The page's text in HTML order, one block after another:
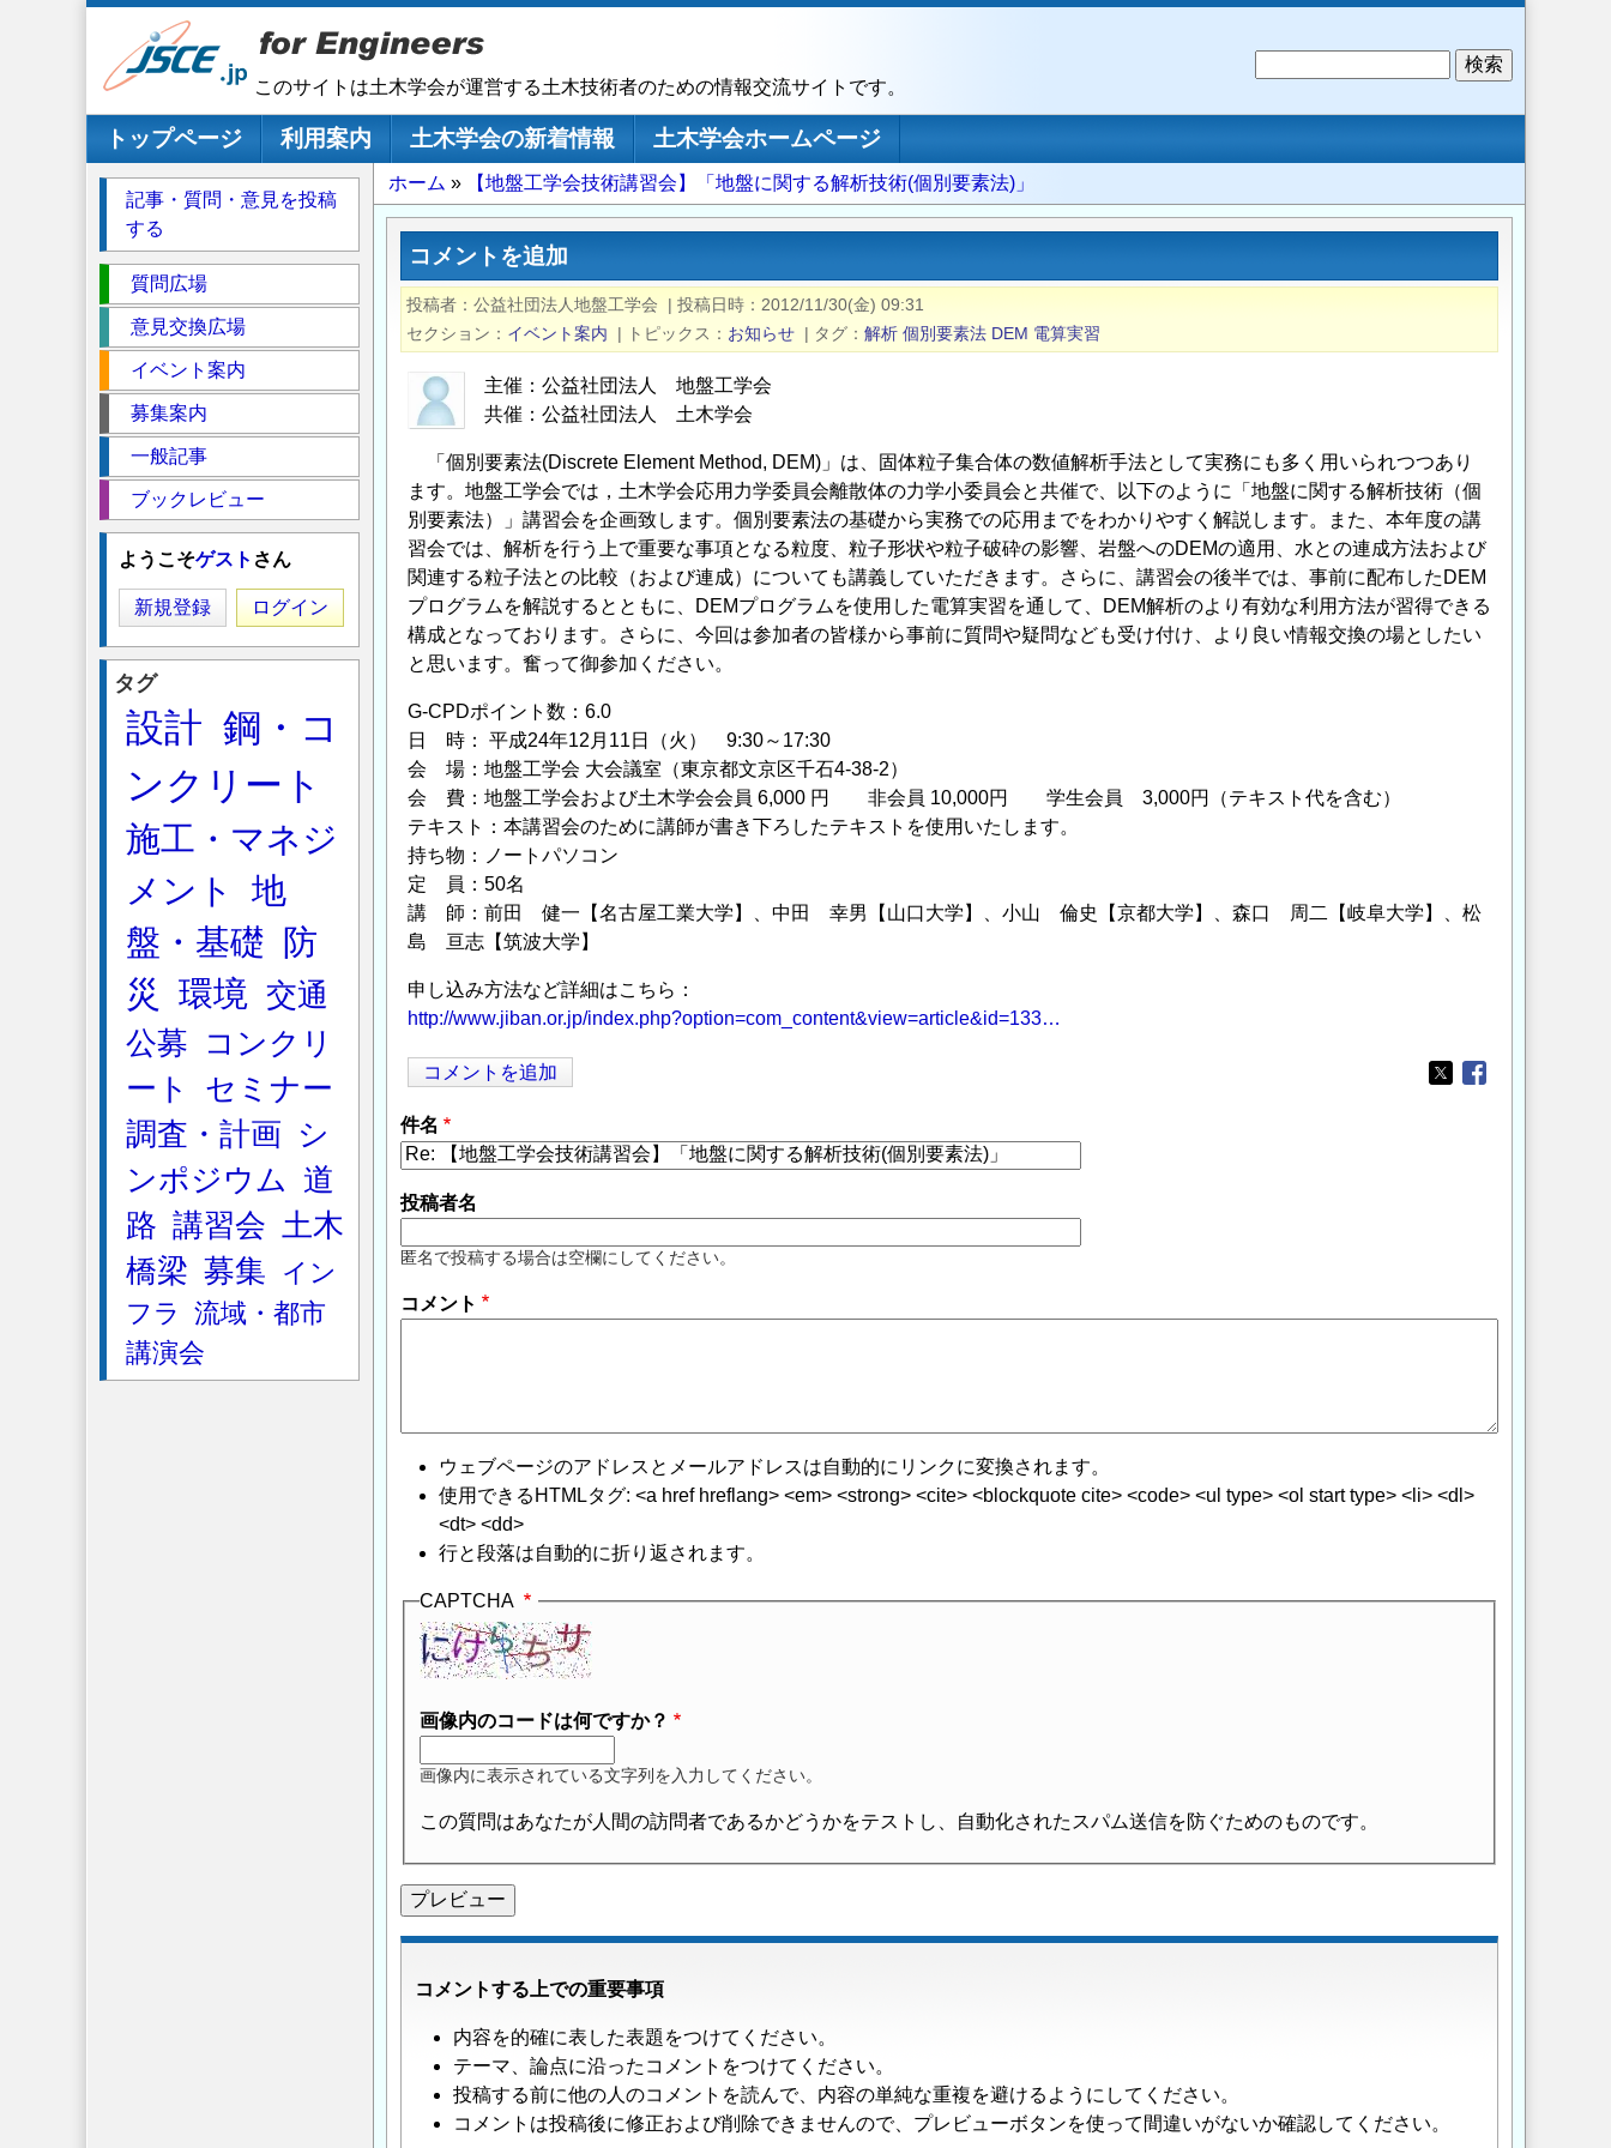
このサイトは土木学会が運営する土木技術者のための情報交流サイトです。
メインナビゲーション
トップページ 利用案内 土木学会の新着情報
土木学会ホームページ
パ
ン
ず
ホーム 【地盤工学会技術講習会】「地盤に関する解析技術(個別要素法)」
コメントを追加
投稿者 公益社団法人地盤工学会 | 投稿日時
2012/11/30(金) 09:31
セクション
イベント案内 | トピックス お知らせ | タグ 解析 個別要素法 DEM 電算実習
主催：公益社団法人 地盤工学会
共催：公益社団法人 土木学会
「個別要素法(Discrete Element Method, DEM)」は、固体粒子集合体の数値解析手法として実務にも多く用いられつつあり
ます。地盤工学会では，土木学会応用力学委員会離散体の力学小委員会と共催で、以下のように「地盤に関する解析技術（個
別要素法）」講習会を企画致します。個別要素法の基礎から実務での応用までをわかりやすく解説します。また、本年度の講
習会では、解析を行う上で重要な事項となる粒度、粒子形状や粒子破砕の影響、岩盤へのDEMの適用、水との連成方法および
関連する粒子法との比較（および連成）についても講義していただきます。さらに、講習会の後半では、事前に配布したDEM
プログラムを解説するとともに、DEMプログラムを使用した電算実習を通して、DEM解析のより有効な利用方法が習得できる
構成となっております。さらに、今回は参加者の皆様から事前に質問や疑問なども受け付け、より良い情報交換の場としたい
と思います。奮って御参加ください。
G-CPDポイント数：6.0
日 時： 平成24年12月11日（火） 9:30～17:30
会 場：地盤工学会 大会議室（東京都文京区千石4-38-2）
会 費：地盤工学会および土木学会会員 6,000 円 非会員 10,000円 学生会員 3,000円（テキスト代を含む）
テキスト：本講習会のために講師が書き下ろしたテキストを使用いたします。
持ち物：ノートパソコン
定 員：50名
講 師：前田 健一【名古屋工業大学】、中田 幸男【山口大学】、小山 倫史【京都大学】、森口 周二【岐阜大学】、松
島 亘志【筑波大学】
申し込み方法など詳細はこちら：
http://www.jiban.or.jp/index.php?option=com_content&view=article&id=133…
コメントを追加
Opens in a new
Opens in a new
件名
投稿者名
匿名で投稿する場合は空欄にしてください。
コメント
ウェブページのアドレスとメールアドレスは自動的にリンクに変換されます。
使用できるHTMLタグ: <a href hreflang> <em> <strong> <cite> <blockquote cite> <code> <ul type> <ol start type> <li> <dl>
<dt> <dd>
行と段落は自動的に折り返されます。
CAPTCHA
画像内のコードは何ですか？
画像内に表示されている文字列を入力してください。
この質問はあなたが人間の訪問者であるかどうかをテストし、自動化されたスパム送信を防ぐためのものです。
コメントする上での重要事項
内容を的確に表した表題をつけてください。
テーマ、論点に沿ったコメントをつけてください。
投稿する前に他の人のコメントを読んで、内容の単純な重複を避けるようにしてください。
コメントは投稿後に修正および削除できませんので、プレビューボタンを使って間違いがないか確認してください。
記事・質問・意見を投稿
する
ク
シ
質問広場
意見交換広場
イベント案内
募集案内
一般記事
ブックレビュー
ようこそゲスト さん
新規登録 ログイン
タグ
設計 鋼・コ
ンクリート
施工・マネジ
メント
地
盤・基礎
防
災
環境 交通
公募
コンクリ
ート
セミナー
調査・計画
シ
ンポジウム 道
路 講習会 土木
橋梁 募集
イン
フラ
流域・都市
講演会